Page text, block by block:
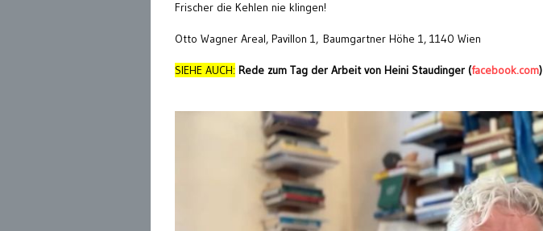
Frischer die Kehlen nie klingen!
Otto Wagner Areal, Pavillon 1, Baumgartner Höhe 1, 1140 Wien
SIEHE AUCH: Rede zum Tag der Arbeit von Heini Staudinger (facebook.com)